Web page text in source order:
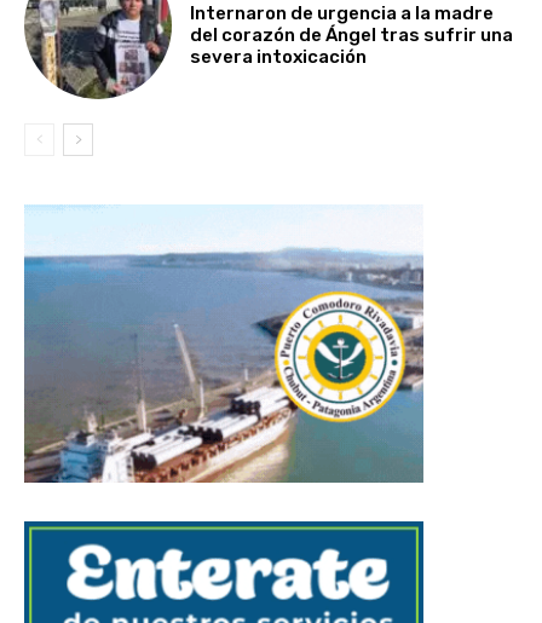
Internaron de urgencia a la madre
del corazón de Ángel tras sufrir una
severa intoxicación